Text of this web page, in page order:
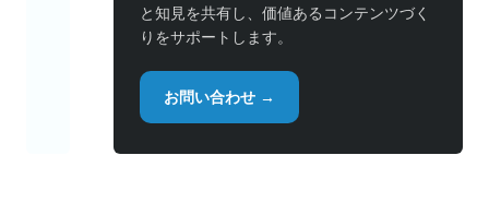
と知見を共有し、価値あるコンテンツづく
りをサポートします。
お問い合わせ →